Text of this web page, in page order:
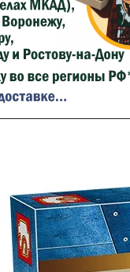
10%
до 10%
150₽